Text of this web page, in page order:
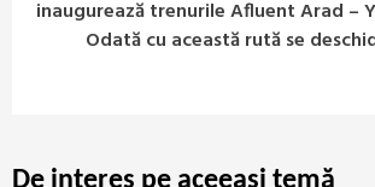
inaugurează trenurile Afluent Arad –
Odată cu această rută se